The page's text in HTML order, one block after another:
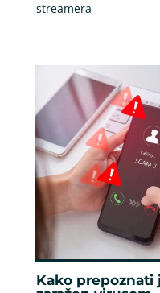
streamera
Kako prepoznati